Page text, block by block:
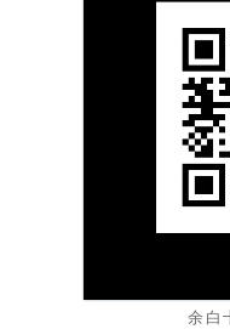
余白